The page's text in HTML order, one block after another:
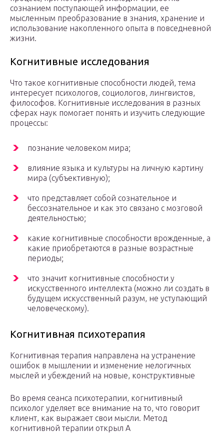
сознанием поступающей информации, ее
мысленным преобразование в знания, хранение и
использование накопленного опыта в повседневной
жизни.
Когнитивные исследования
Что такое когнитивные способности людей, тема
интересует психологов, социологов, лингвистов,
философов. Когнитивные исследования в разных
сферах наук помогает понять и изучить следующие
процессы:
познание человеком мира;
влияние языка и культуры на личную картину
мира (субъективную);
что представляет собой сознательное и
бессознательное и как это связано с мозговой
деятельностью;
какие когнитивные способности врожденные, а
какие приобретаются в разные возрастные
периоды;
что значит когнитивные способности у
искусственного интеллекта (можно ли создать в
будущем искусственный разум, не уступающий
человеческому).
Когнитивная психотерапия
Когнитивная терапия направлена на устранение
ошибок в мышлении и изменение нелогичных
мыслей и убеждений на новые, конструктивные
Во время сеанса психотерапии, когнитивный
психолог уделяет все внимание на то, что говорит
клиент, как выражает свои мысли. Метод
когнитивной терапии открыл А